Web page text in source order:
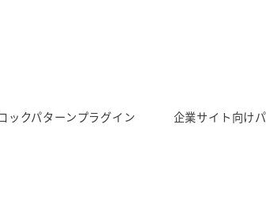
ックパターンプラグイン 企業サイト向け